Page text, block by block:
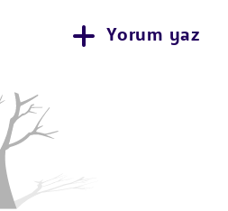
Yorum yaz